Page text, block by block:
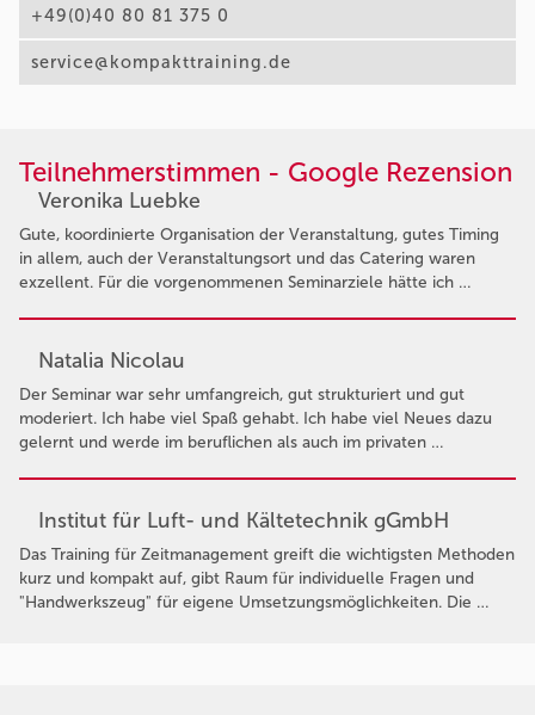
+49(0)40 80 81 375 0
service@kompakttraining.de
Teilnehmerstimmen - Google Rezension
Veronika Luebke
Gute, koordinierte Organisation der Veranstaltung, gutes Timing
in allem, auch der Veranstaltungsort und das Catering waren
exzellent. Für die vorgenommenen Seminarziele hätte ich …
Natalia Nicolau
Der Seminar war sehr umfangreich, gut strukturiert und gut
moderiert. Ich habe viel Spaß gehabt. Ich habe viel Neues dazu
gelernt und werde im beruflichen als auch im privaten …
Institut für Luft- und Kältetechnik gGmbH
Das Training für Zeitmanagement greift die wichtigsten Methoden
kurz und kompakt auf, gibt Raum für individuelle Fragen und
"Handwerkszeug" für eigene Umsetzungsmöglichkeiten. Die …